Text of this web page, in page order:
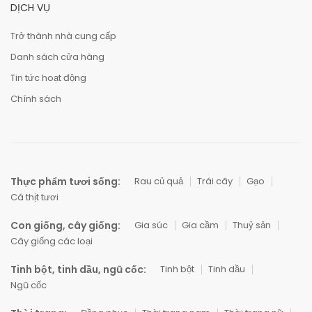
DỊCH VỤ
Trở thành nhà cung cấp
Danh sách cửa hàng
Tin tức hoạt động
Chính sách
Thực phẩm tươi sống: Rau củ quả Trái cây
Gạo
Cá thịt tươi
Con giống, cây giống: Gia súc Gia cầm
Thuỷ sản
Cây giống các loại
Tinh bột, tinh dầu, ngũ cốc: Tinh bột
Tinh dầu
Ngũ cốc